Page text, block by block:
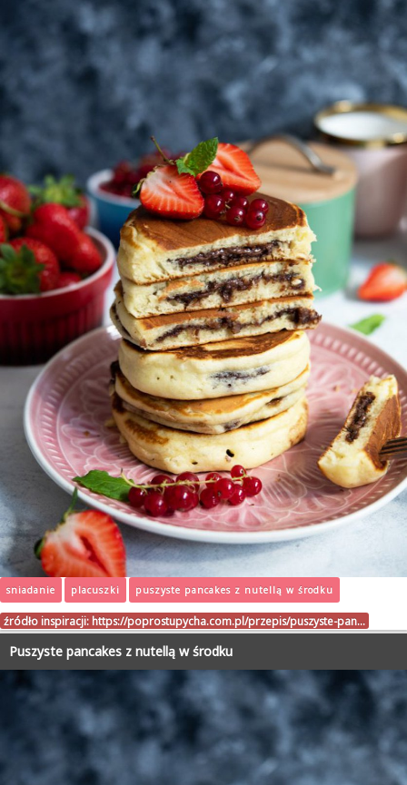
sniadanie placuszki puszyste pancakes z nutellą w środku
źródło inspiracji: https://poprostupycha.com.pl/przepis/puszyste-pan…
Puszyste pancakes z nutellą w środku